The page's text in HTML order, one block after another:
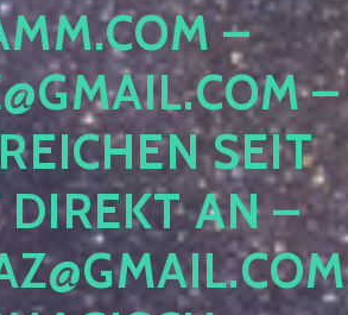
–
–
SEIT
AN –